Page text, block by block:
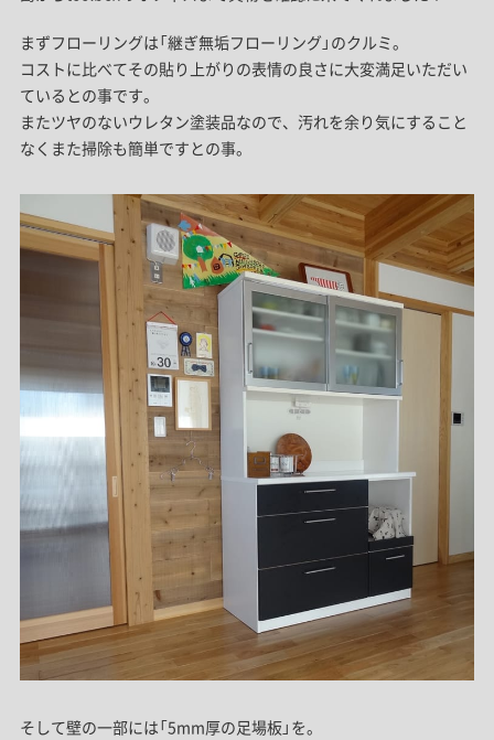
まずフローリングは「継ぎ無垢フローリング」のクルミ。
コストに比べてその貼り上がりの表情の良さに大変満足いただい
ているとの事です。
またツヤのないウレタン塗装品なので、汚れを余り気にすること
なくまた掃除も簡単ですとの事。
そして壁の一部には「5mm厚の足場板」を。